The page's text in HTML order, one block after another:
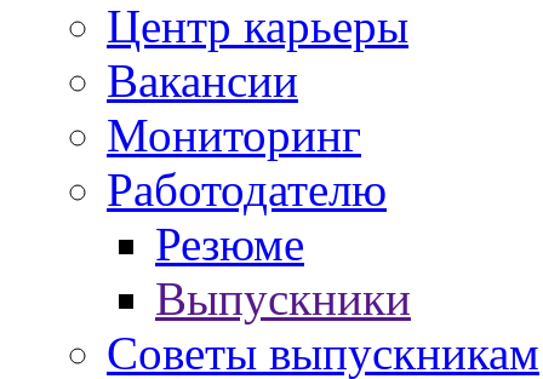
Центр карьеры
Вакансии
Мониторинг
Работодателю
Резюме
Выпускники
Советы выпускникам